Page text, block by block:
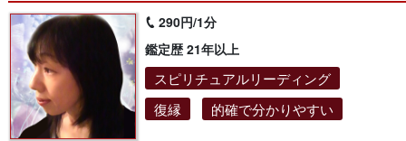
290円/1分
鑑定歴 21年以上
スピリチュアルリーディング
復縁
的確で分かりやすい